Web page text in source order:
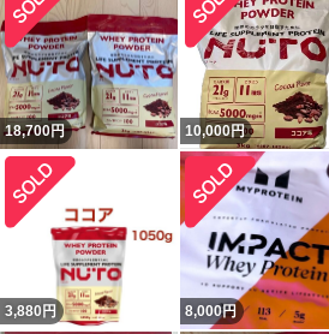
18,700円 10,000円
3,880 円 8,000円